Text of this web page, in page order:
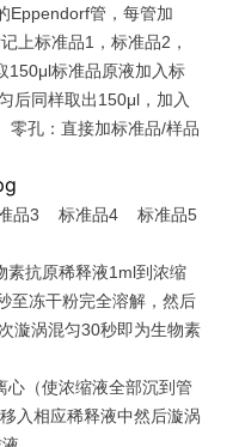
Eppendorf管，每管加
上标准品1，标准品2，
150μl标准品原液加入标
样取出150μl，加入
零孔：直接加标准品/样品
3 标准品4 标准品5
素抗原稀释液1ml到浓缩
至冻干粉完全溶解，然后
漩涡混匀30秒即为生物素
心（使浓缩液全部沉到管
入相应稀释液中然后漩涡